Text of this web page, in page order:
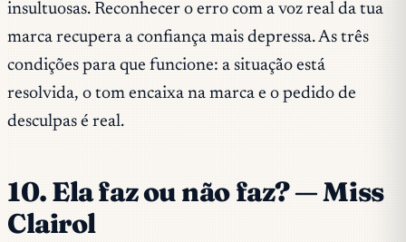
insultuosas. Reconhecer o erro com a voz real da tua
marca recupera a confiança mais depressa. As três
condições para que funcione: a situação está
resolvida, o tom encaixa na marca e o pedido de
desculpas é real.
10. Ela faz ou não faz? — Miss
Clairol